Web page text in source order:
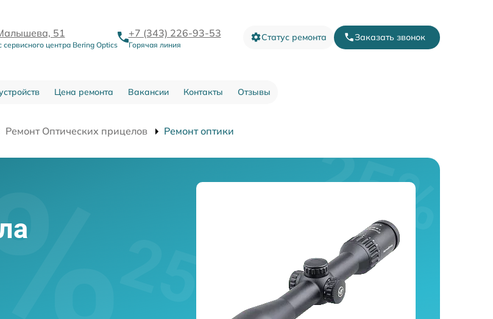
51
сервисного центра Bering Optics
+7 (343) 226-93-53
Горячая линия
Статус ремонта Заказать звонок
Цена ремонта Вакансии Контакты Отзывы
Ремонт Оптических прицелов Ремонт оптики